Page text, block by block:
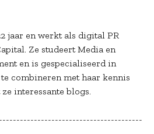
jaar en werkt als digital PR
Ze studeert Media en
en is gespecialiseerd in
combineren met haar kennis
interessante blogs.